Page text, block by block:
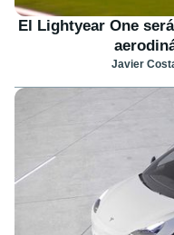
El Lightyear One
Javier